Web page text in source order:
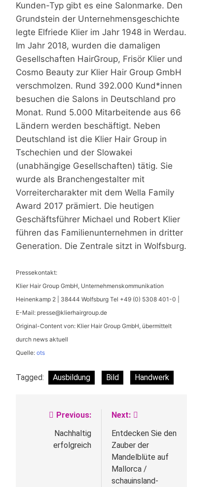
Kunden-Typ gibt es eine Salonmarke. Den
Grundstein der Unternehmensgeschichte
legte Elfriede Klier im Jahr 1948 in Werdau.
Im Jahr 2018, wurden die damaligen
Gesellschaften HairGroup, Frisör Klier und
Cosmo Beauty zur Klier Hair Group GmbH
verschmolzen. Rund 392.000 Kund*innen
besuchen die Salons in Deutschland pro
Monat. Rund 5.000 Mitarbeitende aus 66
Ländern werden beschäftigt. Neben
Deutschland ist die Klier Hair Group in
Tschechien und der Slowakei
(unabhängige Gesellschaften) tätig. Sie
wurde als Branchengestalter mit
Vorreitercharakter mit dem Wella Family
Award 2017 prämiert. Die heutigen
Geschäftsführer Michael und Robert Klier
führen das Familienunternehmen in dritter
Generation. Die Zentrale sitzt in Wolfsburg.
Pressekontakt:
Klier Hair Group GmbH, Unternehmenskommunikation
Heinenkamp 2 | 38444 Wolfsburg Tel +49 (0) 5308 401-0 |
E-Mail: presse@klierhairgroup.de
Original-Content von: Klier Hair Group GmbH, übermittelt
durch news aktuell
Quelle: ots
Tagged: Ausbildung Bild Handwerk
Beitragsnavigation
Previous:
Nachhaltig
erfolgreich
Next:
Entdecken Sie den
Zauber der
Mandelblüte auf
Mallorca /
schauinsland-